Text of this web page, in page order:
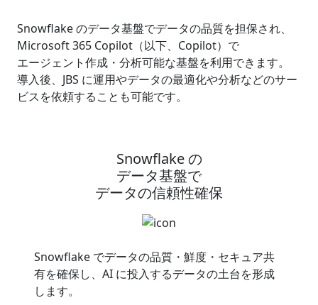
Snowflake のデータ基盤でデータの品質を担保され、
Microsoft 365 Copilot（以下、Copilot）で
エージェント作成・分析可能な基盤を利用できます。
導入後、JBS に運用やデータの最適化や分析などのサー
ビスを依頼することも可能です。
Snowflake の
データ基盤で
データの信頼性確保
Snowflake でデータの品質・鮮度・セキュア共
有を確保し、AI に投入するデータの土台を形成
します。